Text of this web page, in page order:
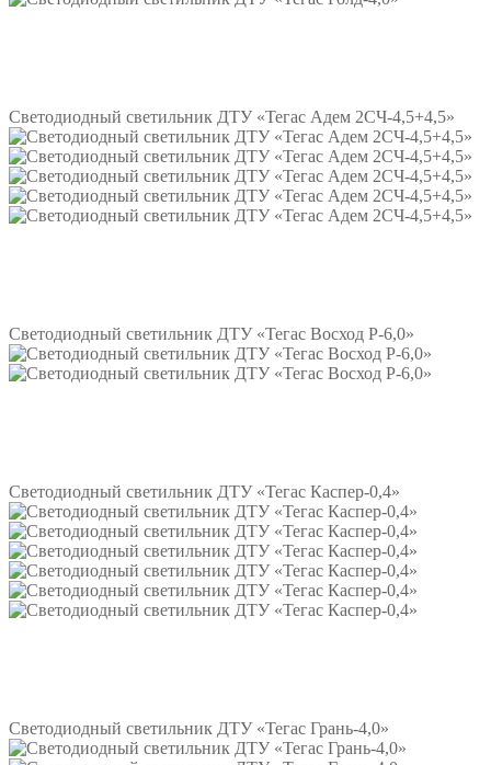
Светодиодный светильник ДТУ «Тегас Адем 2СЧ-4,5+4,5»
Светодиодный светильник ДТУ «Тегас Восход Р-6,0»
Светодиодный светильник ДТУ «Тегас Каспер-0,4»
Светодиодный светильник ДТУ «Тегас Грань-4,0»